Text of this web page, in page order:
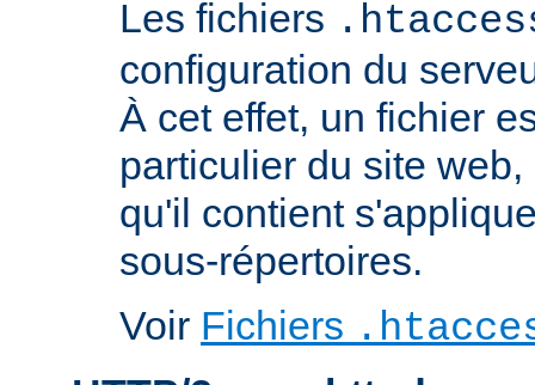
Les fichiers
configuration du
À cet effet, un fichier
particulier du site
qu'il contient
sous-répertoires.
Voir Fichiers